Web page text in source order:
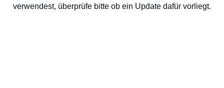
verwendest, überprüfe bitte ob ein Update dafür vorliegt.